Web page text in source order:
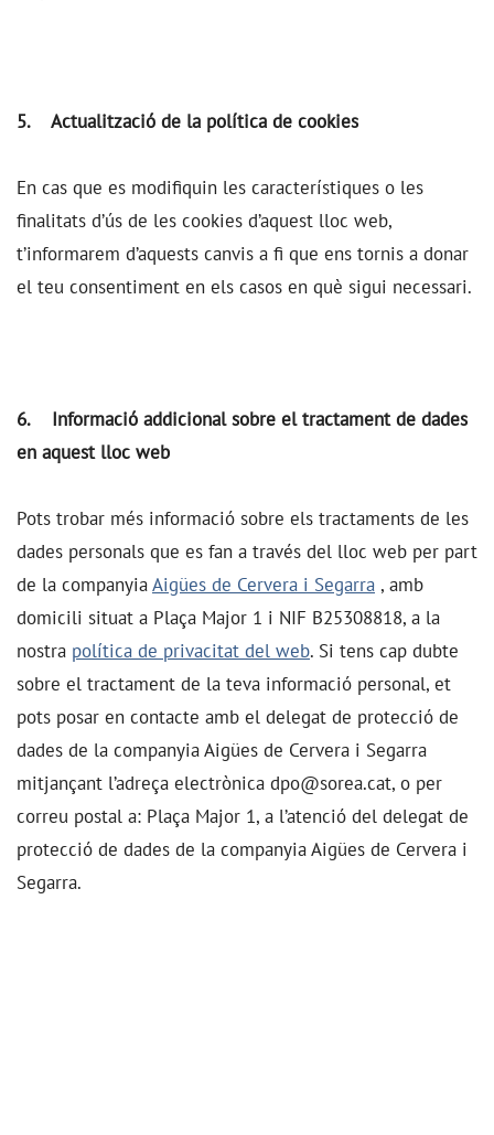
5. Actualització de la política de cookies
En cas que es modifiquin les característiques o les
finalitats d’ús de les cookies d’aquest lloc web,
t’informarem d’aquests canvis a fi que ens tornis a donar
el teu consentiment en els casos en què sigui necessari.
6. Informació addicional sobre el tractament de dades
en aquest lloc web
Pots trobar més informació sobre els tractaments de les
dades personals que es fan a través del lloc web per part
de la companyiaAigües de Cervera i Segarra , amb
domicili situat a Plaça Major 1 i NIF B25308818, a la
nostra política de privacitat del web. Si tens cap dubte
sobre el tractament de la teva informació personal, et
pots posar en contacte amb el delegat de protecció de
dades de la companyia Aigües de Cervera i Segarra
mitjançant l’adreça electrònica dpo@sorea.cat, o per
correu postal a: Plaça Major 1, a l’atenció del delegat de
protecció de dades de la companyia Aigües de Cervera i
Segarra.